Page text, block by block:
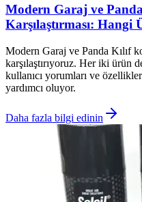
Modern Garaj ve Panda
Karşılaştırması:
Modern Garaj ve Panda Kılıf
karşılaştırıyoruz. Her iki ürün
kullanıcı yorumları ve
yardımcı oluyor.
Daha fazla bilgi edinin